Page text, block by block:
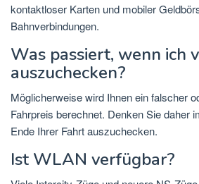
kontaktloser Karten und mobiler
Bahnverbindungen.
Was passiert, wenn ich
auszuchecken?
Möglicherweise wird Ihnen ein falscher
Fahrpreis berechnet. Denken Sie daher
Ende Ihrer Fahrt auszuchecken.
Ist WLAN verfügbar?